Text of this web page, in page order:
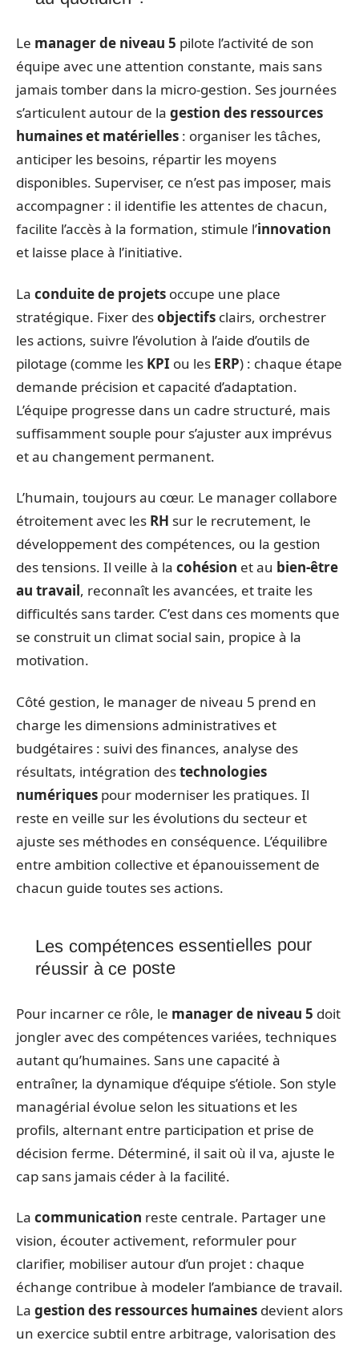
Le manager de niveau 5 pilote l’activité de son
équipe avec une attention constante, mais sans
jamais tomber dans la micro-gestion. Ses journées
s’articulent autour de la gestion des ressources
humaines et matérielles : organiser les tâches,
anticiper les besoins, répartir les moyens
disponibles. Superviser, ce n’est pas imposer, mais
accompagner : il identifie les attentes de chacun,
facilite l’accès à la formation, stimule l’innovation
et laisse place à l’initiative.
La conduite de projets occupe une place
stratégique. Fixer desobjectifs clairs, orchestrer
les actions, suivre l’évolution à l’aide d’outils de
pilotage (comme les KPI ou les ERP) : chaque étape
demande précision et capacité d’adaptation.
L’équipe progresse dans un cadre structuré, mais
suffisamment souple pour s’ajuster aux imprévus
et au changement permanent.
L’humain, toujours au cœur. Le manager collabore
étroitement avec les RH sur le recrutement, le
développement des compétences, ou la gestion
des tensions. Il veille à la cohésion et au bien-être
au travail, reconnaît les avancées, et traite les
difficultés sans tarder. C’est dans ces moments que
se construit un climat social sain, propice à la
motivation.
Côté gestion, le manager de niveau 5 prend en
charge les dimensions administratives et
budgétaires : suivi des finances, analyse des
résultats, intégration destechnologies
numériques pour moderniser les pratiques. Il
reste en veille sur les évolutions du secteur et
ajuste ses méthodes en conséquence. L’équilibre
entre ambition collective et épanouissement de
chacun guide toutes ses actions.
Les compétences essentielles pour
réussir à ce poste
Pour incarner ce rôle, le manager de niveau 5 doit
jongler avec des compétences variées, techniques
autant qu’humaines. Sans une capacité à
entraîner, la dynamique d’équipe s’étiole. Son style
managérial évolue selon les situations et les
profils, alternant entre participation et prise de
décision ferme. Déterminé, il sait où il va, ajuste le
cap sans jamais céder à la facilité.
La communication reste centrale. Partager une
vision, écouter activement, reformuler pour
clarifier, mobiliser autour d’un projet : chaque
échange contribue à modeler l’ambiance de travail.
La gestion des ressources humaines devient alors
un exercice subtil entre arbitrage, valorisation des